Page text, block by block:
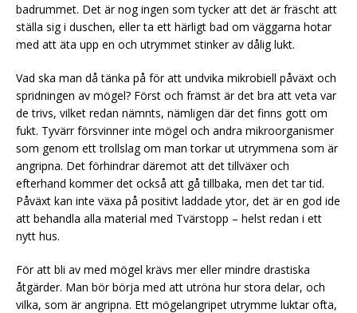
badrummet. Det är nog ingen som tycker att det är fräscht att
ställa sig i duschen, eller ta ett härligt bad om väggarna hotar
med att äta upp en och utrymmet stinker av dålig lukt.
Vad ska man då tänka på för att undvika mikrobiell påväxt och
spridningen av mögel? Först och främst är det bra att veta var
de trivs, vilket redan nämnts, nämligen där det finns gott om
fukt. Tyvärr försvinner inte mögel och andra mikroorganismer
som genom ett trollslag om man torkar ut utrymmena som är
angripna. Det förhindrar däremot att det tillväxer och
efterhand kommer det också att gå tillbaka, men det tar tid.
Påväxt kan inte växa på positivt laddade ytor, det är en god ide
att behandla alla material med Tvärstopp – helst redan i ett
nytt hus.
För att bli av med mögel krävs mer eller mindre drastiska
åtgärder. Man bör börja med att utröna hur stora delar, och
vilka, som är angripna. Ett mögelangripet utrymme luktar ofta,